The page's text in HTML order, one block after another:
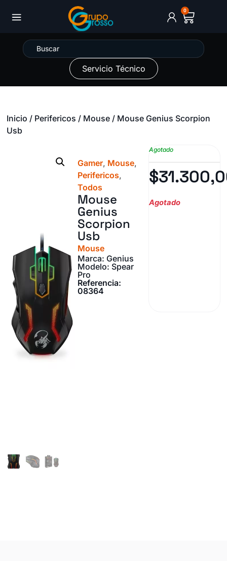
0
Servicio Técnico
Inicio / Perifericos / Mouse / Mouse Genius Scorpion
Usb
Gamer, Mouse,
Perifericos,
Todos
Mouse
Genius
Scorpion
Usb
Mouse
Marca: Genius
Modelo: Spear
Pro
Referencia:
08364
Agotado
$
Agotado